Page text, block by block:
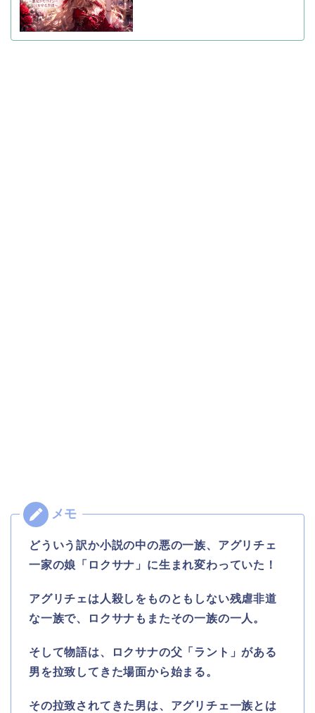
どういう訳か小説の中の悪の一族、アグリチェ
一家の娘「ロクサナ」に生まれ変わっていた！
アグリチェは人殺しをものともしない残虐非道
な一族で、ロクサナもまたその一族の一人。
そして物語は、ロクサナの父「ラント」がある
男を拉致してきた場面から始まる。
その拉致されてきた男は、アグリチェ一族とは